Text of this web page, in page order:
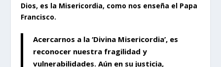
Dios, es la Misericordia, como nos enseña el Papa
Francisco.
Acercarnos a la ‘Divina Misericordia’, es
reconocer nuestra fragilidad y
vulnerabilidades. Aún en su justicia,